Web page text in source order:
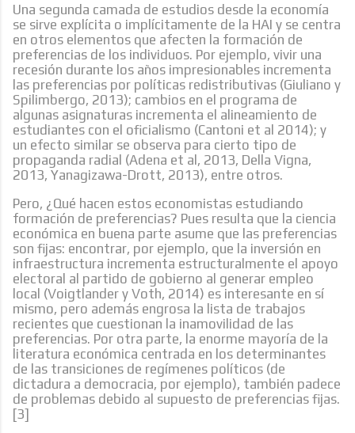
Una segunda camada de estudios desde la economía
se sirve explícita o implícitamente de la HAI y se centra
en otros elementos que afecten la formación de
preferencias de los individuos. Por ejemplo, vivir una
recesión durante los años impresionables incrementa
las preferencias por políticas redistributivas (Giuliano y
Spilimbergo, 2013); cambios en el programa de
algunas asignaturas incrementa el alineamiento de
estudiantes con el oficialismo (Cantoni et al 2014); y
un efecto similar se observa para cierto tipo de
propaganda radial (Adena et al, 2013, Della Vigna,
2013, Yanagizawa-Drott, 2013), entre otros.
Pero, ¿Qué hacen estos economistas estudiando
formación de preferencias? Pues resulta que la ciencia
económica en buena parte asume que las preferencias
son fijas: encontrar, por ejemplo, que la inversión en
infraestructura incrementa estructuralmente el apoyo
electoral al partido de gobierno al generar empleo
local (Voigtlander y Voth, 2014) es interesante en sí
mismo, pero además engrosa la lista de trabajos
recientes que cuestionan la inamovilidad de las
preferencias. Por otra parte, la enorme mayoría de la
literatura económica centrada en los determinantes
de las transiciones de regímenes políticos (de
dictadura a democracia, por ejemplo), también padece
de problemas debido al supuesto de preferencias fijas.
[3]